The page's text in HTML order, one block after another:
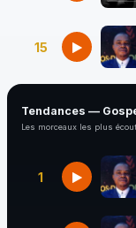
15
Tendances —
Les morceaux les plus
1